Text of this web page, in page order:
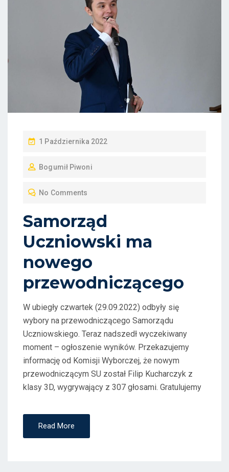
P
S
O
N
1 Października 2022
Bogumił Piwoni
No Comments
Samorząd
Uczniowski ma
nowego
przewodniczącego
W ubiegły czwartek (29.09.2022) odbyły się
wybory na przewodniczącego Samorządu
Uczniowskiego. Teraz nadszedł wyczekiwany
moment – ogłoszenie wyników. Przekazujemy
informację od Komisji Wyborczej, że nowym
przewodniczącym SU został Filip Kucharczyk z
klasy 3D, wygrywający z 307 głosami. Gratulujemy
Read More